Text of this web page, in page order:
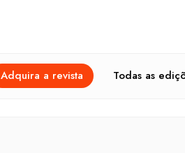
Adquira a revista Todas as